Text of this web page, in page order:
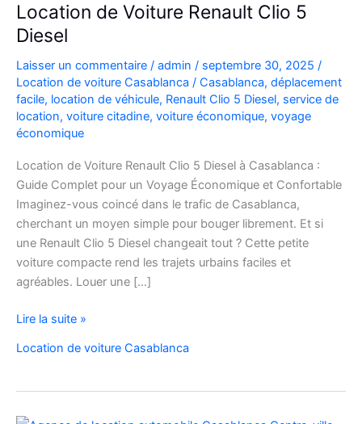
Location de Voiture Renault Clio 5
Diesel
Laisser un commentaire / admin / septembre 30, 2025 /
Location de voiture Casablanca / Casablanca, déplacement
facile, location de véhicule, Renault Clio 5 Diesel, service de
location, voiture citadine, voiture économique, voyage
économique
Location de Voiture Renault Clio 5 Diesel à Casablanca :
Guide Complet pour un Voyage Économique et Confortable
Imaginez-vous coincé dans le trafic de Casablanca,
cherchant un moyen simple pour bouger librement. Et si
une Renault Clio 5 Diesel changeait tout ? Cette petite
voiture compacte rend les trajets urbains faciles et
agréables. Louer une […]
Location
Voiture
Clio
5
Lire la suite »
Location de voiture Casablanca